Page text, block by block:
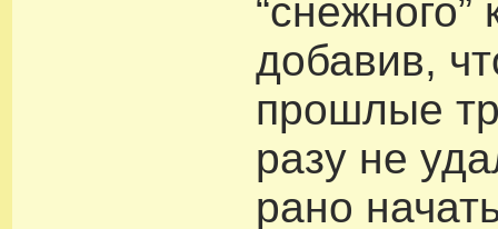
“снежного”
добавив,
прошлые
разу не
рано